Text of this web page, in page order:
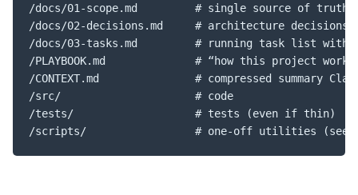
/docs/01-scope.md         # single source of truth
/docs/02-decisions.md     # architecture decisions
/docs/03-tasks.md         # running task list with
/PLAYBOOK.md              # “how this project
/CONTEXT.md               # compressed summary
/src/                     # code
/tests/                   # tests (even if thin)
/scripts/                 # one-off utilities (seed,